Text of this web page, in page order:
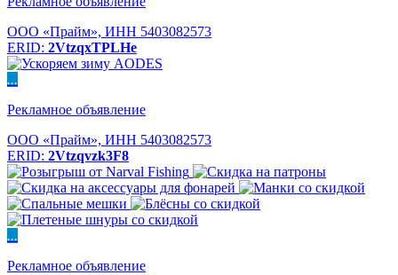
ООО «Прайм», ИНН 5403082573
ERID: 2VtzqxTPLHe
...
Рекламное объявление
ООО «Прайм», ИНН 5403082573
ERID: 2Vtzqvzk3F8
...
Рекламное объявление